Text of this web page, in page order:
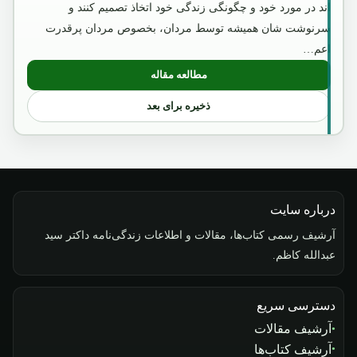
اند در مورد خود و چگونگی زندگی خود اتخاذ تصمیم کنند و
سرنوشت شان همیشه توسط مردان، بخصوص مردان پرقدرت
اعم…
مطالعه مقاله: امیر عبدالرحمن خان
ذخیره برای بعد
درباره سایت
آرشیف رسمی کتاب‌ها، مقالات و اطلاعات زندگی‌نامه داکتر سید
عبدالله کاظم.
دسترسی سریع
آرشیف مقالات
آرشیف کتاب‌ها